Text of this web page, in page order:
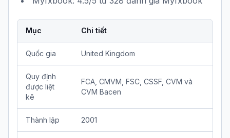
Mục Chi tiết
Quốc gia United Kingdom
Quy định
được liệt
kê
FCA, CMVM, FSC, CSSF, CVM và
CVM Bacen
Thành lập 2001